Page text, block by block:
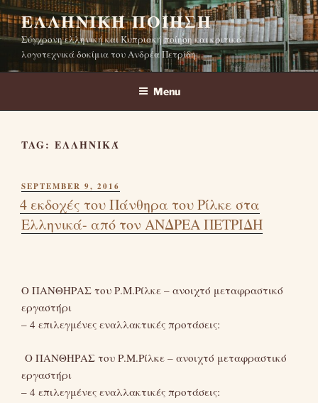
Skip
to
content
ΕΛΛΗΝΙΚΉ ΠΟΊΗΣΗ
Σύγχρονη ελληνική και Κυπριακή ποίηση και κριτικά
λογοτεχνικά δοκίμια του Ανδρέα Πετρίδη
Menu
TAG: ΕΛΛΗΝΙΚΆ
POSTED
ON
SEPTEMBER 9, 2016
4 εκδοχές του Πάνθηρα του Ρίλκε στα
Ελληνικά- από τον ΑΝΔΡΕΑ ΠΕΤΡΙΔΗ
Ο ΠΑΝΘΗΡΑΣ του Ρ.Μ.Ρίλκε – ανοιχτό μεταφραστικό
εργαστήρι
– 4 επιλεγμένες εναλλακτικές προτάσεις:
Ο ΠΑΝΘΗΡΑΣ του Ρ.Μ.Ρίλκε – ανοιχτό μεταφραστικό
εργαστήρι
– 4 επιλεγμένες εναλλακτικές προτάσεις: